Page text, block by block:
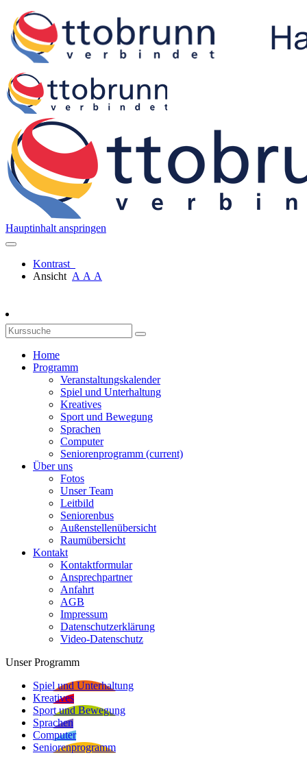
Hauptinhalt anspringen
Kontrast
Ansicht A A A
Home
Programm
Veranstaltungskalender
Spiel und Unterhaltung
Kreatives
Sport und Bewegung
Sprachen
Computer
Seniorenprogramm (current)
Über uns
Fotos
Unser Team
Leitbild
Seniorenbus
Außenstellenübersicht
Raumübersicht
Kontakt
Kontaktformular
Ansprechpartner
Anfahrt
AGB
Impressum
Datenschutzerklärung
Video-Datenschutz
Unser Programm
Spiel und Unterhaltung
Kreatives
Sport und Bewegung
Sprachen
Computer
Seniorenprogramm